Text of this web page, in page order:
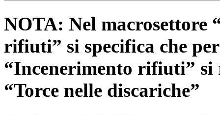
NOTA: Nel macrosettore
rifiuti” si specifica che
“Incenerimento rifiuti”
“Torce nelle discariche”